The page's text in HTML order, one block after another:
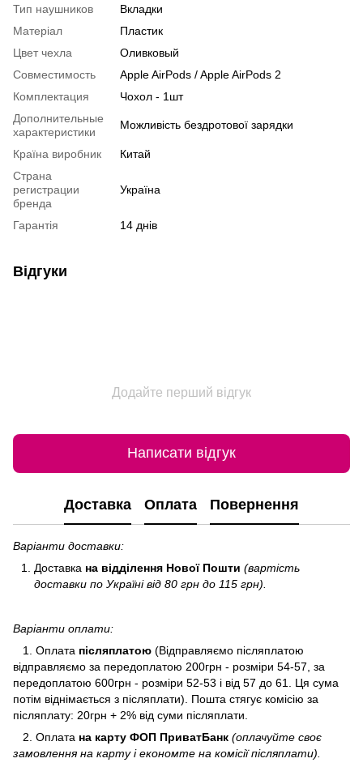
Тип наушников
Вкладки
Матеріал
Пластик
Цвет чехла
Оливковый
Совместимость
Apple AirPods / Apple AirPods 2
Комплектация
Чохол - 1шт
Дополнительные
характеристики
Можливість бездротової зарядки
Країна виробник
Китай
Страна
регистрации
бренда
Україна
Гарантія 14 днiв
Відгуки
Додайте перший відгук
Написати відгук
Доставка Оплата Повернення
Варіанти доставки:
Доставка на відділення Нової Пошти (вартість
доставки по Україні від 80 грн до 115 грн).
Варіанти оплати:
1. Оплата післяплатою (Відправляємо післяплатою
відправляємо за передоплатою 200грн - розміри 54-57, за
передоплатою 600грн - розміри 52-53 і від 57 до 61. Ця сума
потім віднімається з післяплати). Пошта стягує комісію за
післяплату: 20грн + 2% від суми післяплати.
2. Оплата на карту ФОП ПриватБанк (оплачуйте своє
замовлення на карту і економте на комісії післяплати).